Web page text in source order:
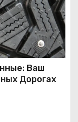
Ваш
Дорогах